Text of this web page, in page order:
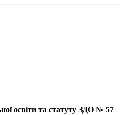
освіти та статуту ЗДО № 57